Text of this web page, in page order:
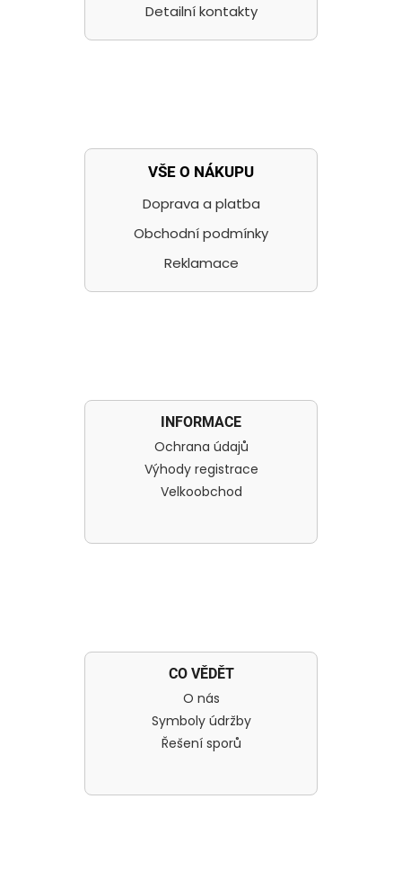
Detailní kontakty
VŠE O NÁKUPU
Doprava a platba
Obchodní podmínky
Reklamace
INFORMACE
Ochrana údajů
Výhody registrace
Velkoobchod
CO VĚDĚT
O nás
Symboly údržby
Řešení sporů